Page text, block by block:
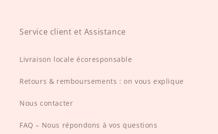
Service client et Assistance
Livraison locale écoresponsable
Retours & remboursements : on vous explique
Nous contacter
FAQ – Nous répondons à vos questions